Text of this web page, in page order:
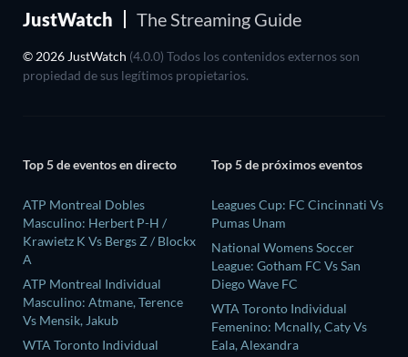
JustWatch The Streaming Guide
© 2026 JustWatch (4.0.0) Todos los contenidos externos son
propiedad de sus legítimos propietarios.
Top 5 de eventos en directo
ATP Montreal Dobles
Masculino: Herbert P-H /
Krawietz K Vs Bergs Z / Blockx
A
ATP Montreal Individual
Masculino: Atmane, Terence
Vs Mensik, Jakub
WTA Toronto Individual
Top 5 de próximos eventos
Leagues Cup: FC Cincinnati Vs
Pumas Unam
National Womens Soccer
League: Gotham FC Vs San
Diego Wave FC
WTA Toronto Individual
Femenino: Mcnally, Caty Vs
Eala, Alexandra